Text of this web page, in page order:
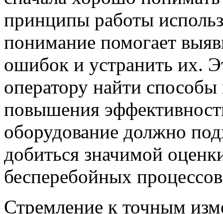
принципы работы
понимание помогает
ошибок и устранить их.
оператору найти
повышения
оборудование должно
добиться значимой
бесперебойных
Стремление к точным